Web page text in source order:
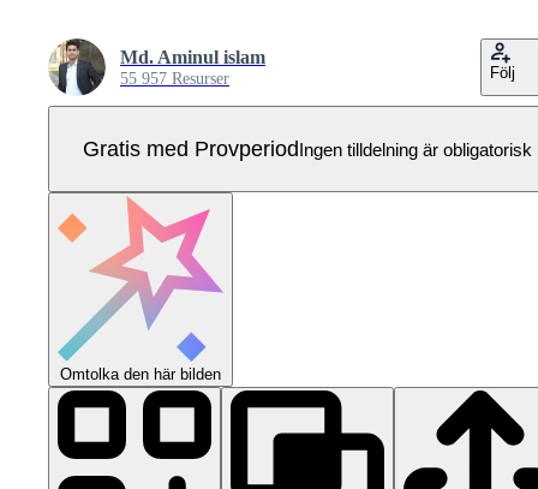
Md. Aminul islam
55 957 Resurser Följ
Gratis med ProvperiodIngen tilldelning är obligatorisk
Omtolka den här bilden